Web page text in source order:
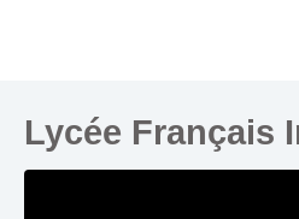
Lycée Français